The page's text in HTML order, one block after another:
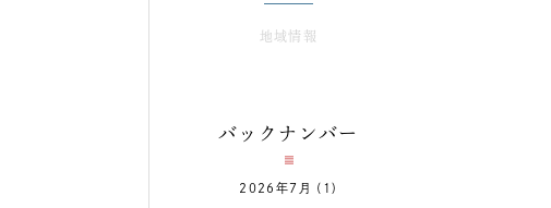
地域情報
バックナンバー
2026年7月 (1)